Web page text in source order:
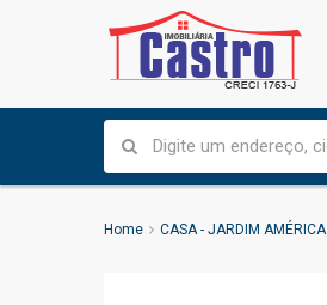
Home CASA - JARDIM AMÉRICA